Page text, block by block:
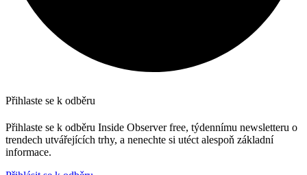
Přihlaste se k odběru
Přihlaste se k odběru Inside Observer free, týdennímu newsletteru o
trendech utvářejících trhy, a nenechte si utéct alespoň základní
informace.